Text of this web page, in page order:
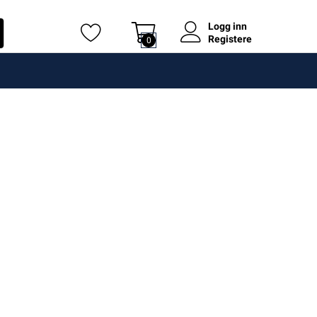
0
Logg inn
Registere